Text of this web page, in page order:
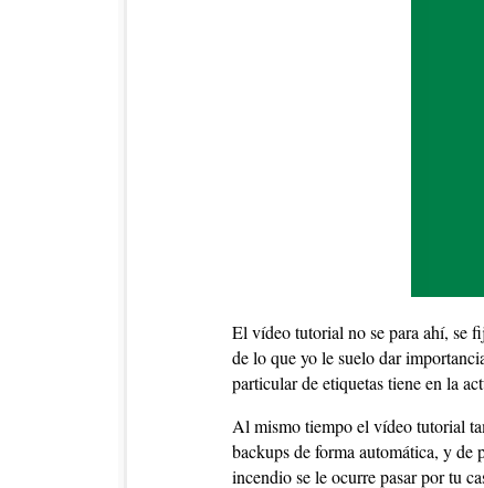
El vídeo tutorial no se para ahí, se
de lo que yo le suelo dar
particular de etiquetas tiene en la
Al mismo tiempo el vídeo tutorial
backups de forma automática, y de
incendio se le ocurre pasar por tu